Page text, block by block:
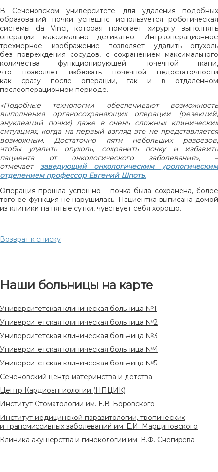
В Сеченовском университете для удаления подобных
образований почки успешно используется роботическая
системы da Vinci, которая помогает хирургу выполнять
операции максимально деликатно. Интраоперационное
трехмерное изображение позволяет удалить опухоль
без повреждения сосудов, с сохранением максимального
количества функционирующей почечной ткани,
что позволяет избежать почечной недостаточности
как сразу после операции, так и в отдаленном
послеоперационном периоде.
«Подобные технологии обеспечивают возможность
выполнения органосохраняющих операции (резекций,
энуклеаций почки) даже в очень сложных клинических
ситуациях, когда на первый взгляд это не представляется
возможным. Достаточно пяти небольших разрезов,
чтобы удалить опухоль, сохранить почку и избавить
пациента от онкологического заболевания», –
отмечает заведующий онкологическим урологическим
отделением профессор Евгений Шпоть.
Операция прошла успешно – почка была сохранена, более
того ее функция не нарушилась. Пациентка выписана домой
из клиники на пятые сутки, чувствует себя хорошо.
Возврат к списку
Наши больницы на карте
Университетская клиническая больница №1
Университетская клиническая больница №2
Университетская клиническая больница №3
Университетская клиническая больница №4
Университетская клиническая больница №5
Сеченовский центр материнства и детства
Центр Кардиоангиологии (НПЦИК)
Институт Стоматологии им. Е.В. Боровского
Институт медицинской паразитологии, тропических
и трансмиссивных заболеваний им. Е.И. Марциновского
Клиника акушерства и гинекологии им. В.Ф. Снегирева